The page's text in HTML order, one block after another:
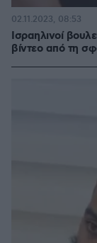
Ισραηλινοί
βίντεο από τη
02.11.2023, 08:53